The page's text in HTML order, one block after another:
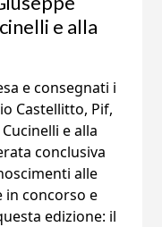
e alla
e consegnati i
Castellitto, Pif,
e alla
conclusiva
alle
in concorso e
edizione: il